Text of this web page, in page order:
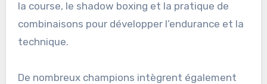
la course, le shadow boxing et la pratique de
combinaisons pour développer l’endurance et la
technique.
De nombreux champions intègrent également